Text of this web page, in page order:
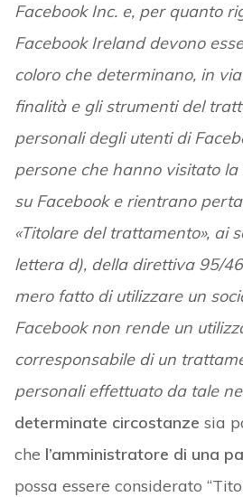
Facebook Inc. e, per quanto
Facebook Ireland devono
coloro che determinano, in
finalità e gli strumenti del
personali degli utenti di
persone che hanno visitato
su Facebook e rientrano
«Titolare del trattamento», ai
lettera d), della direttiva 95/46
mero fatto di utilizzare un
Facebook non rende un
corresponsabile di un
personali effettuato da tale
determinate circostanze sia
che l’amministratore di una
possa essere considerato